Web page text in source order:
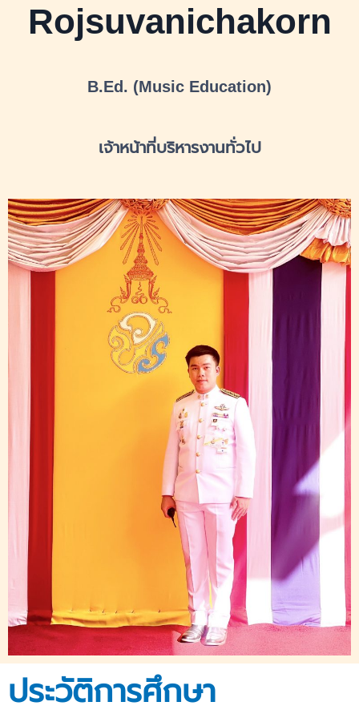
Rojsuvanichakorn
B.Ed. (Music Education)
เจ้าหน้าที่บริหารงานทั่วไป
ประวัติการศึกษา